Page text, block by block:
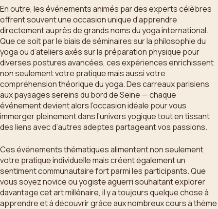
En outre, les événements animés par des experts célèbres
offrent souvent une occasion unique d’apprendre
directement auprès de grands noms du yoga international.
Que ce soit par le biais de séminaires sur la philosophie du
yoga ou d’ateliers axés sur la préparation physique pour
diverses postures avancées, ces expériences enrichissent
non seulement votre pratique mais aussi votre
compréhension théorique du yoga. Des carreaux parisiens
aux paysages sereins du bord de Seine — chaque
événement devient alors l’occasion idéale pour vous
immerger pleinement dans l’univers yogique tout en tissant
des liens avec d’autres adeptes partageant vos passions.
Ces événements thématiques alimentent non seulement
votre pratique individuelle mais créent également un
sentiment communautaire fort parmi les participants. Que
vous soyez novice ou yogiste aguerri souhaitant explorer
davantage cet art millénaire, il y a toujours quelque chose à
apprendre et à découvrir grâce aux nombreux cours à thème